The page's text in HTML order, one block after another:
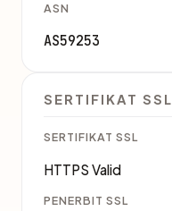
ASN
AS59253
SERTIFIKAT SSL
SERTIFIKAT SSL
HTTPS Valid
PENERBIT SSL